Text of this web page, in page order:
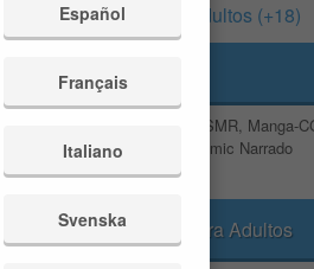
Español
Français
Italiano
Svenska
Para Adultos (+18)
Juegos, Voz-ASMR, Manga-
WEBTOON, Cómic Narrado
Cómic para Adultos